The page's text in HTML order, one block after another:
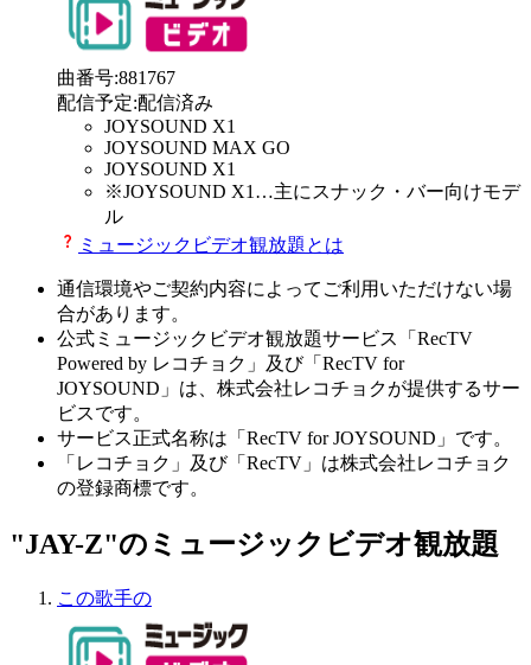
曲番号:881767
配信予定:配信済み
JOYSOUND X1
JOYSOUND MAX GO
JOYSOUND X1
※JOYSOUND X1 …主にスナック・バー向けモデ
ル
ミュージックビデオ観放題とは
通信環境やご契約内容によってご利用いただけない場
合があります。
公式ミュージックビデオ観放題サービス「RecTV
Powered by レコチョク」及び「RecTV for
JOYSOUND」は、株式会社レコチョクが提供するサー
ビスです。
サービス正式名称は「RecTV for JOYSOUND」です。
「レコチョク」及び「RecTV」は株式会社レコチョク
の登録商標です。
"JAY-Z"のミュージックビデオ観放題
この歌手の